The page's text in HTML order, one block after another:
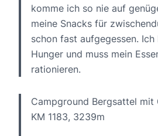
komme ich so nie auf
meine Snacks für
schon fast aufgegessen. Ich
Hunger und muss mein
rationieren.
Campground Bergsattel mit
KM 1183, 3239m